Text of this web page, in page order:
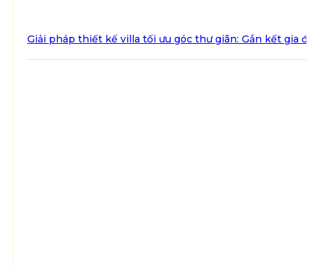
Giải pháp thiết kế villa tối ưu góc thư giãn: Gắn kết gia